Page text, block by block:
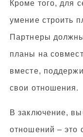
Кроме того, для
умение строить
Партнеры
планы на
вместе,
свои отношения.
В заключение,
отношений – это